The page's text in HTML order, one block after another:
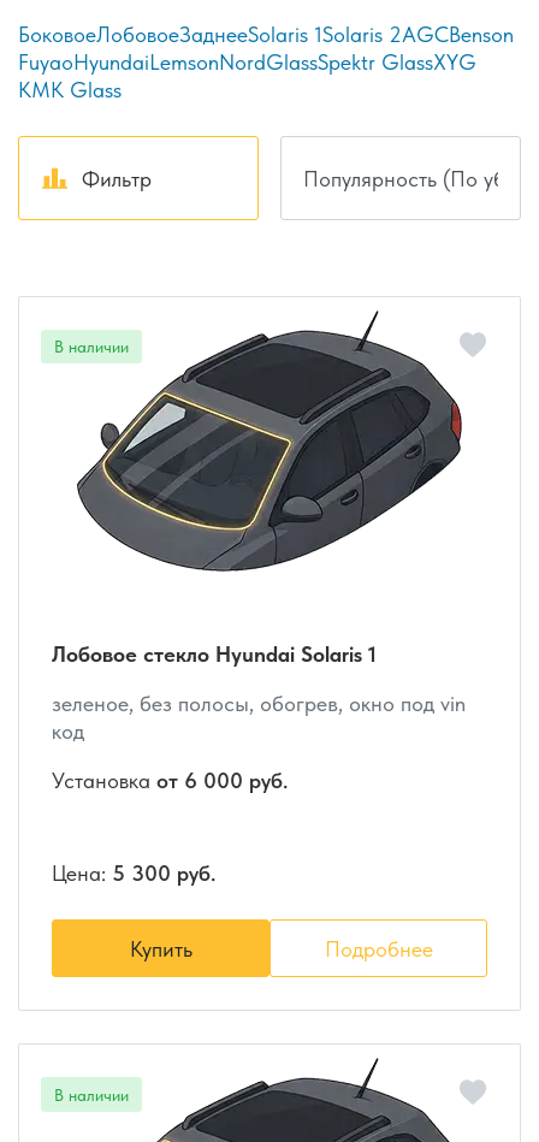
БоковоеЛобовоеЗаднееSolaris 1Solaris 2AGCBenson
FuyaoHyundaiLemsonNordGlassSpektr GlassXYG
КМК Glass
Фильтр
Лобовое стекло Hyundai Solaris 1
зеленое, без полосы, обогрев, окно под vin
код
Установка от 6 000 руб.
Цена: 5 300 руб.
Купить Подробнее